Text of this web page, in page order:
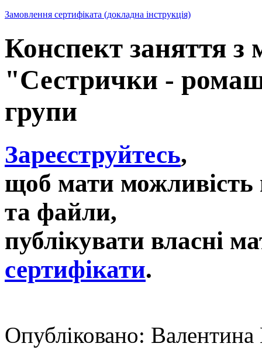
Замовлення сертифіката (докладна інструкція)
Конспект заняття
"Сестрички -
групи
Зареєструйтесь,
щоб мати можливість
та файли,
публікувати власні
сертифікати.
Опубліковано: